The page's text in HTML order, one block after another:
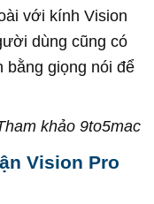
với kính Vision
dùng cũng có
bằng giọng nói để
khảo 9to5mac
Vision Pro